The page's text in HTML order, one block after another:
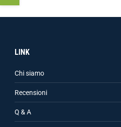
LINK
Chi siamo
Recensioni
Q & A